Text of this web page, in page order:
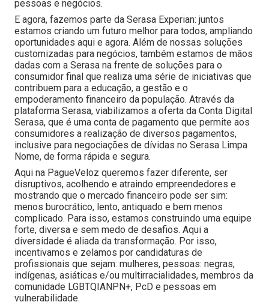
pessoas e negócios.
E agora, fazemos parte da Serasa Experian: juntos
estamos criando um futuro melhor para todos, ampliando
oportunidades aqui e agora. Além de nossas soluções
customizadas para negócios, também estamos de mãos
dadas com a Serasa na frente de soluções para o
consumidor final que realiza uma série de iniciativas que
contribuem para a educação, a gestão e o
empoderamento financeiro da população. Através da
plataforma Serasa, viabilizamos a oferta da Conta Digital
Serasa, que é uma conta de pagamento que permite aos
consumidores a realização de diversos pagamentos,
inclusive para negociações de dívidas no Serasa Limpa
Nome, de forma rápida e segura.
Aqui na PagueVeloz queremos fazer diferente, ser
disruptivos, acolhendo e atraindo empreendedores e
mostrando que o mercado financeiro pode ser sim:
menos burocrático, lento, antiquado e bem menos
complicado. Para isso, estamos construindo uma equipe
forte, diversa e sem medo de desafios. Aqui a
diversidade é aliada da transformação. Por isso,
incentivamos e zelamos por candidaturas de
profissionais que sejam: mulheres, pessoas: negras,
indígenas, asiáticas e/ou multirracialidades, membros da
comunidade LGBTQIANPN+, PcD e pessoas em
vulnerabilidade.